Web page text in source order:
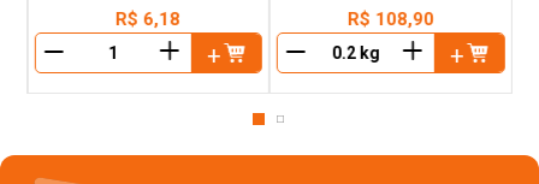
R$ 6,18
＋
R$ 108,90
＋